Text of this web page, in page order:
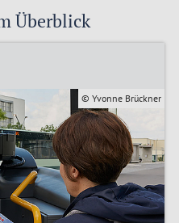
Überblick
© Yvonne Brückner